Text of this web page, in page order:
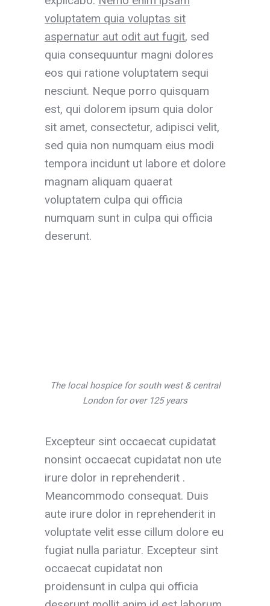
voluptatem quia voluptas sit
aspernatur aut odit aut fugit, sed
quia consequuntur magni dolores
eos qui ratione voluptatem sequi
nesciunt. Neque porro quisquam
est, qui dolorem ipsum quia dolor
sit amet, consectetur, adipisci velit,
sed quia non numquam eius modi
tempora incidunt ut labore et dolore
magnam aliquam quaerat
voluptatem culpa qui officia
numquam sunt in culpa qui officia
deserunt.
The local hospice for south west & central
London for over 125 years
Excepteur sint occaecat cupidatat
nonsint occaecat cupidatat non ute
irure dolor in reprehenderit .
Meancommodo consequat. Duis
aute irure dolor in reprehenderit in
voluptate velit esse cillum dolore eu
fugiat nulla pariatur. Excepteur sint
occaecat cupidatat non
proidensunt in culpa qui officia